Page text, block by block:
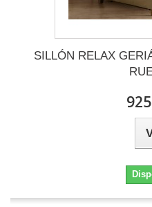
SILLÓN RELAX